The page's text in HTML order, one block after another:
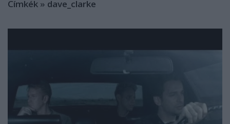
Címkék » dave_clarke